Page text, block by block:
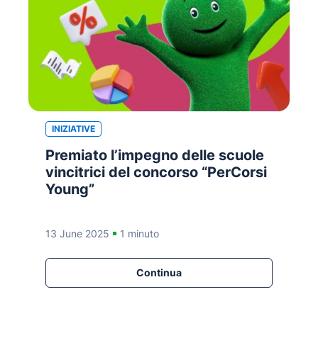
INIZIATIVE
Premiato l’impegno delle scuole
vincitrici del concorso “PerCorsi
Young”
13 June 2025 1 minuto
Continua